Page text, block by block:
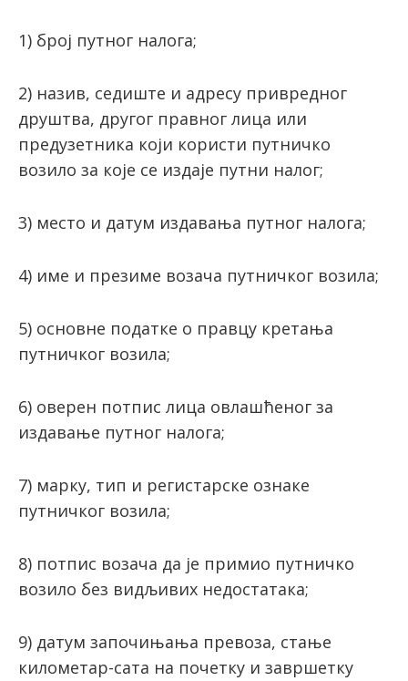
1) број путног налога;
2) назив, седиште и адресу привредног
друштва, другог правног лица или
предузетника који користи путничко
возило за које се издаје путни налог;
3) место и датум издавања путног налога;
4) име и презиме возача путничког возила;
5) основне податке о правцу кретања
путничког возила;
6) оверен потпис лица овлашћеног за
издавање путног налога;
7) марку, тип и регистарске ознаке
путничког возила;
8) потпис возача да је примио путничко
возило без видљивих недостатака;
9) датум започињања превоза, стање
километар-сата на почетку и завршетку